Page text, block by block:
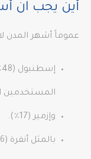
أين يجب ان
عموماً أشهر المدن
المستخدمين
وإزمير (17٪).
بالمثل أنقرة (16٪).